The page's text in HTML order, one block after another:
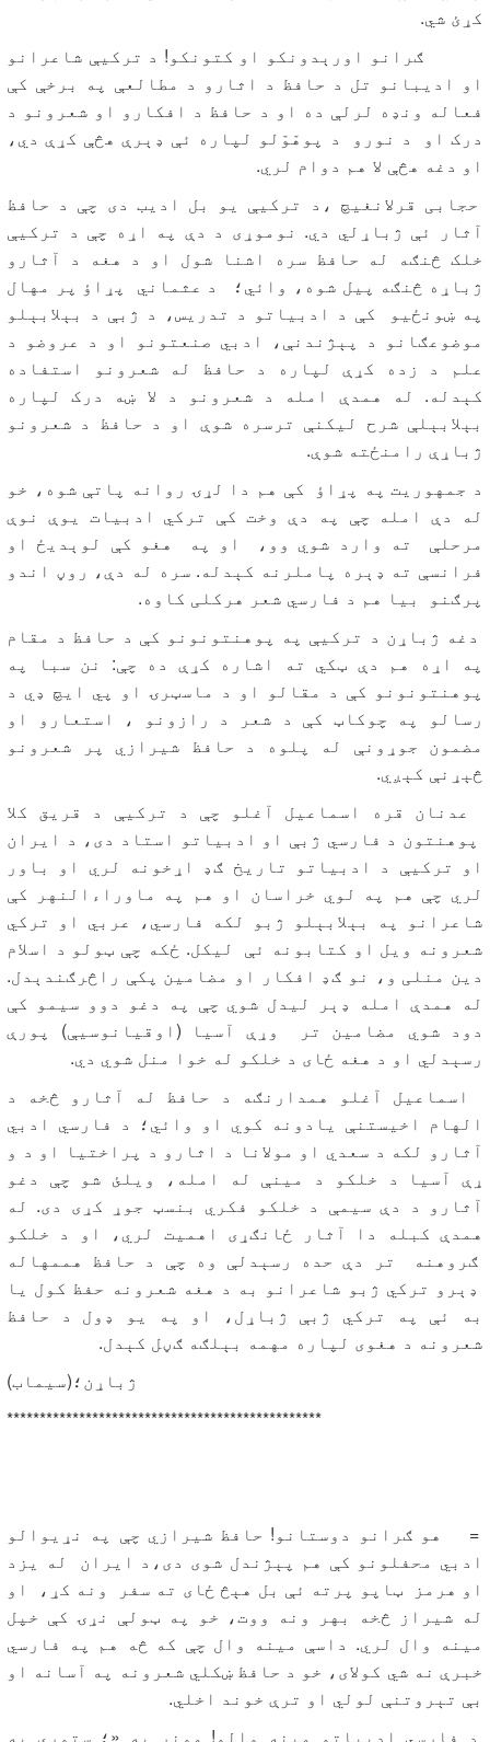
کړئ شي.
ګرانو اورېدونکو او کتونکو! د ترکیې شاعرانو
او ادیبانو تل د حافظ د اثارو د مطالعې په برخې کې
فعاله ونډه لرلې ده او د حافظ د افکارو او شعرونو د
درک او د نورو د پوهّوّلو لپاره ئې ډېرې هڅې کړې دي،
او دغه هڅې لا هم دوام لري.
حجابی قرلانغیچ ،د ترکیې یو بل ادیب دی چې د حافظ
آثار ئې ژباړلي دي. نوموړی د دې په اړه چې د ترکیې
خلک څنګه له حافظ سره اشنا شول او د هغه د آثارو
ژباړه څنګه پیل شوه، وائي؛ د عثماني پړاؤ پر مهال
په ښونځیو کې د ادبیاتو د تدریس، د ژبې د بېلابېلو
موضوعګانو د پېژندنې، ادبي صنعتونو او د عروضو د
علم د زده کړې لپاره د حافظ له شعرونو استفاده
کېدله. له همدې امله د شعرونو د لا ښه درک لپاره
بېلابېلې شرح لیکنې ترسره شوې او د حافظ د شعرونو
ژباړې رامنځته شوې.
د جمهوریت په پړاؤ کې هم دا لړۍ روانه پاتې شوه، خو
له دې امله چې په دې وخت کې ترکي ادبیات یوې نوې
مرحلې ته وارد شوي وو، او په هغو کې لوېدیځ او
فرانسې ته ډېره پاملرنه کېدله. سره له دې، روڼ اندو
پرګنو بیا هم د فارسي شعر هرکلی کاوه.
دغه ژباړن د ترکیې په پوهنتونونو کې د حافظ د مقام
په اړه هم دې ټکي ته اشاره کړې ده چې: نن سبا په
پوهنتونونو کې د مقالو او د ماسټرۍ او پي ایچ ډي د
رسالو په چوکاټ کې د شعر د رازونو ، استعارو او
مضمون جوړونې له پلوه د حافظ شیرازي پر شعرونو
څېړنې کېږي.
عدنان قره اسماعیل آغلو چې د ترکیې د قریق کلا
پوهنتون د فارسي ژبې او ادبیاتو استاد دی، د ایران
او ترکیې د ادبیاتو تاریخ ګډ اړخونه لري او باور
لري چې هم په لوي خراسان او هم په ماوراءالنهر کې
شاعرانو په بېلابېلو ژبو لکه فارسي، عربي او ترکي
شعرونه ویل او کتابونه ئې لیکل. ځکه چې ټولو د اسلام
دین منلی و، نو ګډ افکار او مضامین پکې راڅرګندېدل.
له همدې امله ډېر لیدل شوي چې په دغو دوو سیمو کې
دود شوي مضامین تر وړې آسیا (اوقیانوسیې) پورې
رسېدلي او د هغه ځای د خلکو له خوا منل شوي دي.
اسماعیل آغلو همدارنګه د حافظ له آثارو څخه د
الهام اخیستنې یادونه کوي او وائي؛ د فارسي ادبي
آثارو لکه د سعدي او مولانا د اثارو د پراختیا او د و
ړې آسیا د خلکو د مینې له امله، ویلئ شو چې دغو
آثارو د دې سیمې د خلکو فکري بنسټ جوړ کړی دی. له
همدې کبله دا آثار ځانګړی اهمیت لري، او د خلکو
ګروهنه تر دې حده رسېدلې وه چې د حافظ هممهاله
ډېرو ترکي ژبو شاعرانو به د هغه شعرونه حفظ کول یا
به ئې په ترکي ژبې ژباړل، او په یو ډول د حافظ
شعرونه د هغوی لپاره مهمه بېلګه ګڼل کېدل.
ژباړن؛(سیماب)
************************************************
= هو ګرانو دوستانو! حافظ شیرازي چې په نړیوالو
ادبي محفلونو کې هم پېژندل شوی دی،د ایران له یزد
او هرمز ټاپو پرته ئې بل هېڅ ځای ته سفر ونه کړ، او
له شیراز څخه بهر ونه ووت، خو په ټولې نړۍ کې خپل
مینه وال لري. داسې مینه وال چې که څه هم په فارسي
خبرې نه شي کولای، خو د حافظ ښکلي شعرونه په آسانه او
بې تېروتنې لولي او ترې خوند اخلي.
د فارسي ادبیاتو مینه والو! مونږ په «؛ ستوري په